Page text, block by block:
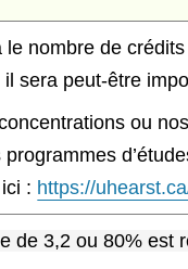
le nombre de
sera peut-être
ou
: https://
de 3,2 ou 80% est